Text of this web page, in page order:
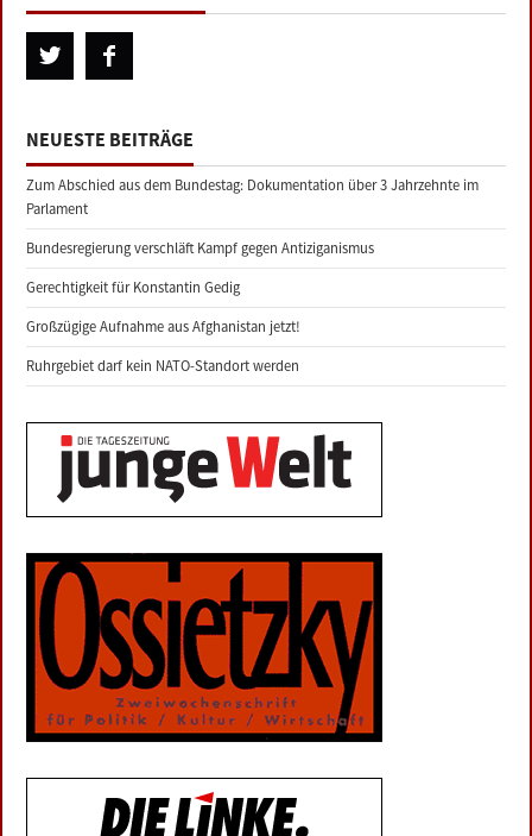
NEUESTE BEITRÄGE
Zum Abschied aus dem Bundestag: Dokumentation über 3 Jahrzehnte im
Parlament
Bundesregierung verschläft Kampf gegen Antiziganismus
Gerechtigkeit für Konstantin Gedig
Großzügige Aufnahme aus Afghanistan jetzt!
Ruhrgebiet darf kein NATO-Standort werden